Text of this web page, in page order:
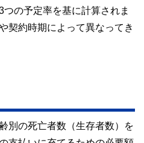
の予定率を基に計算されま
契約時期によって異なってき
別の死亡者数（生存者数）を